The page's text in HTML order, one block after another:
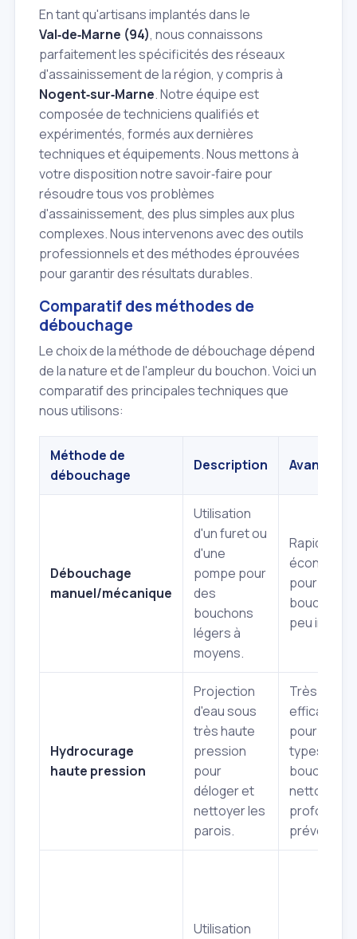
En tant qu'artisans implantés dans le
Val‑de‑Marne (94), nous connaissons
parfaitement les spécificités des réseaux
d'assainissement de la région, y compris à
Nogent‑sur‑Marne. Notre équipe est
composée de techniciens qualifiés et
expérimentés, formés aux dernières
techniques et équipements. Nous mettons à
votre disposition notre savoir‑faire pour
résoudre tous vos problèmes
d'assainissement, des plus simples aux plus
complexes. Nous intervenons avec des outils
professionnels et des méthodes éprouvées
pour garantir des résultats durables.
Comparatif des méthodes de
débouchage
Le choix de la méthode de débouchage dépend
de la nature et de l'ampleur du bouchon. Voici un
comparatif des principales techniques que
nous utilisons:
Méthode de
débouchage
Description Avantages
Débouchage
manuel/mécanique
Utilisation
d'un furet ou
d'une
pompe pour
des
bouchons
légers à
moyens.
Rapide,
pour petits
bouchons,
peu invasif.
Hydrocurage
haute pression
Projection
d'eau sous
très haute
pression
pour
déloger et
nettoyer les
parois.
Très
efficace
pour tous
types de
bouchons,
nettoie en
préventif.
Utilisation